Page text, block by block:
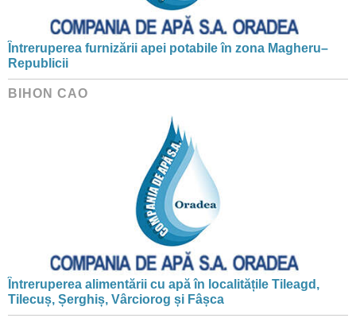
Întreruperea furnizării apei potabile în zona Magheru–
Republicii
BIHON CAO
Întreruperea alimentării cu apă în localitățile Tileagd,
Tilecuș, Șerghiș, Vârciorog și Fâșca